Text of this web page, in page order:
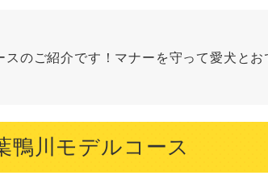
スのご紹介です！マナーを守って愛犬と
川モデルコース